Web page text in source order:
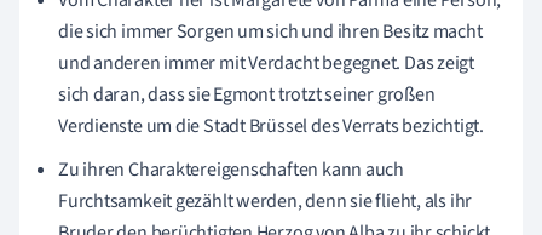
die sich immer Sorgen um sich und ihren Besitz macht
und anderen immer mit Verdacht begegnet. Das zeigt
sich daran, dass sie Egmont trotzt seiner großen
Verdienste um die Stadt Brüssel des Verrats bezichtigt.
Zu ihren Charaktereigenschaften kann auch
Furchtsamkeit gezählt werden, denn sie flieht, als ihr